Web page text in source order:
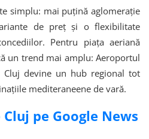
simplu: mai puțină aglomerație
de preț și o flexibilitate
Pentru piața aeriană
un trend mai amplu: Aeroportul
Cluj devine un hub regional tot
mediteraneene de vară.
pe Google News